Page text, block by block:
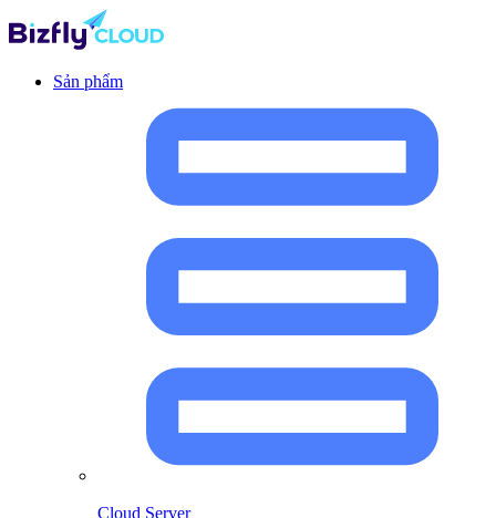
Sản phẩm
Cloud Server